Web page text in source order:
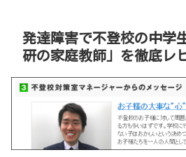
発達障害で不登校の中学
研の家庭教師」を徹底レ